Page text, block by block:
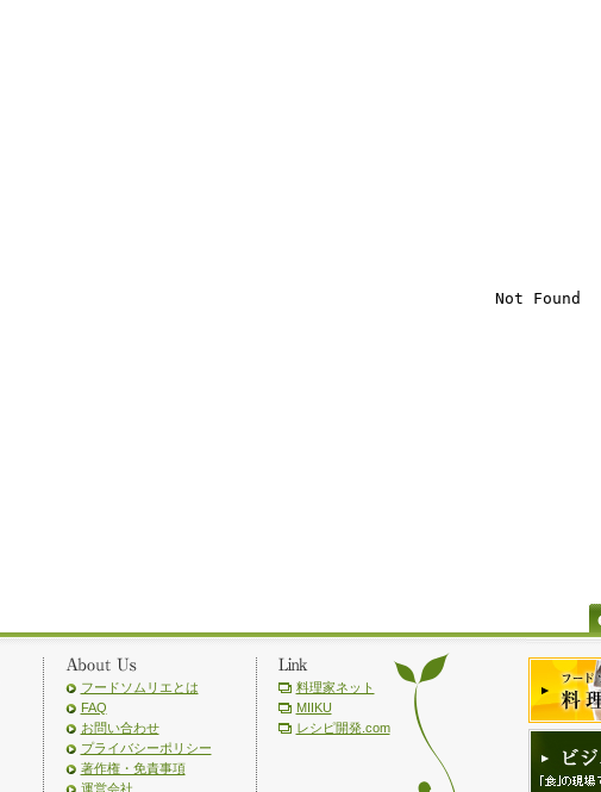
フードソムリエとは
FAQ
お問い合わせ
プライバシーポリシー
著作権・免責事項
運営会社
料理家ネット
MIIKU
レシピ開発.com